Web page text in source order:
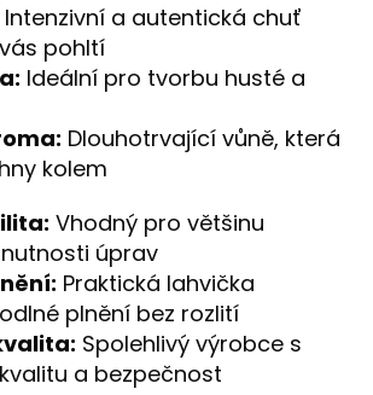
Intenzivní a autentická chuť
pohltí
Ideální pro tvorbu husté a
Dlouhotrvající vůně, která
kolem
Vhodný pro většinu
úprav
Praktická lahvička
plnění bez rozlití
Spolehlivý výrobce s
a bezpečnost